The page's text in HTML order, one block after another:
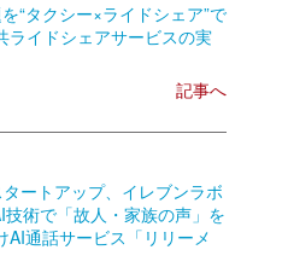
“タクシー×ライドシェア”で
イドシェアサービスの実
記事へ
ートアップ、イレブンラボ
技術で「故人・家族の声」を
通話サービス「リリーメ